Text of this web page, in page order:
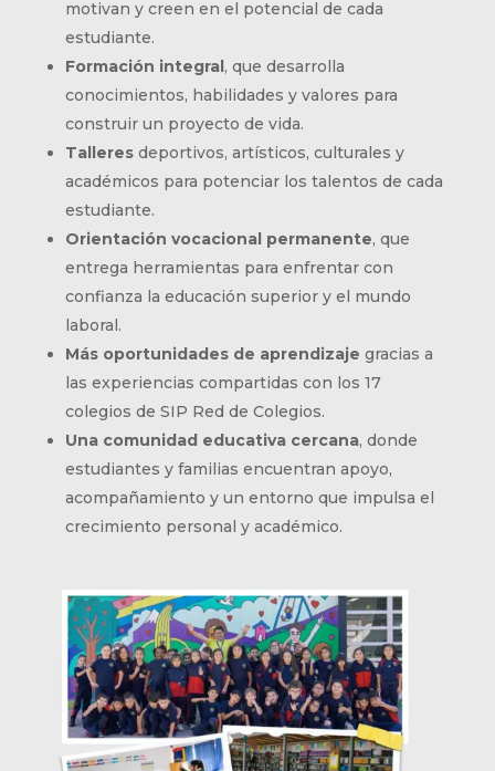
motivan y creen en el potencial de cada
estudiante.
Formación integral, que desarrolla
conocimientos, habilidades y valores para
construir un proyecto de vida.
Talleres deportivos, artísticos, culturales y
académicos para potenciar los talentos de cada
estudiante.
Orientación vocacional permanente, que
entrega herramientas para enfrentar con
confianza la educación superior y el mundo
laboral.
Más oportunidades de aprendizaje gracias a
las experiencias compartidas con los 17
colegios de SIP Red de Colegios.
Una comunidad educativa cercana, donde
estudiantes y familias encuentran apoyo,
acompañamiento y un entorno que impulsa el
crecimiento personal y académico.